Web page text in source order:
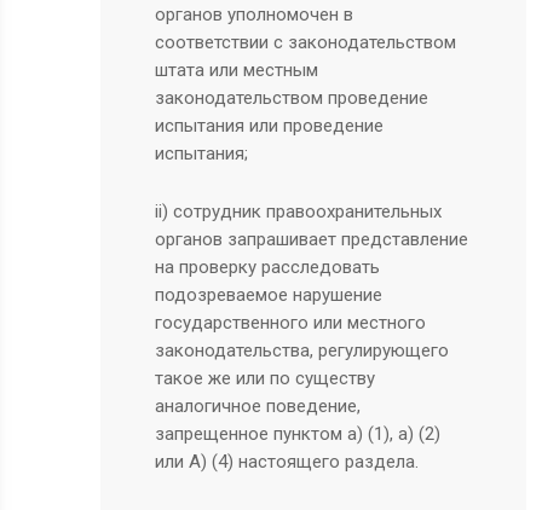
органов уполномочен в
соответствии с законодательством
штата или местным
законодательством проведение
испытания или проведение
испытания;
ii) сотрудник правоохранительных
органов запрашивает представление
на проверку расследовать
подозреваемое нарушение
государственного или местного
законодательства, регулирующего
такое же или по существу
аналогичное поведение,
запрещенное пунктом а) (1), а) (2)
или А) (4) настоящего раздела.